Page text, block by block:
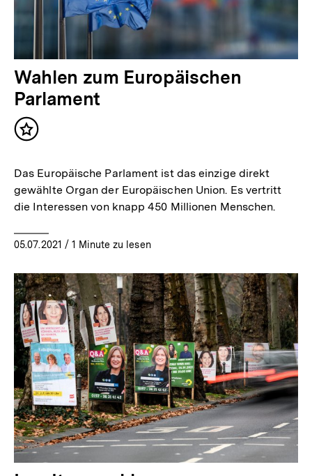
Wahlen zum Europäischen
Parlament
Inhalt
Das Europäische Parlament ist das einzige direkt
gewählte Organ der Europäischen Union. Es vertritt
die Interessen von knapp 450 Millionen Menschen.
05.07.2021 / 1 Minute zu lesen